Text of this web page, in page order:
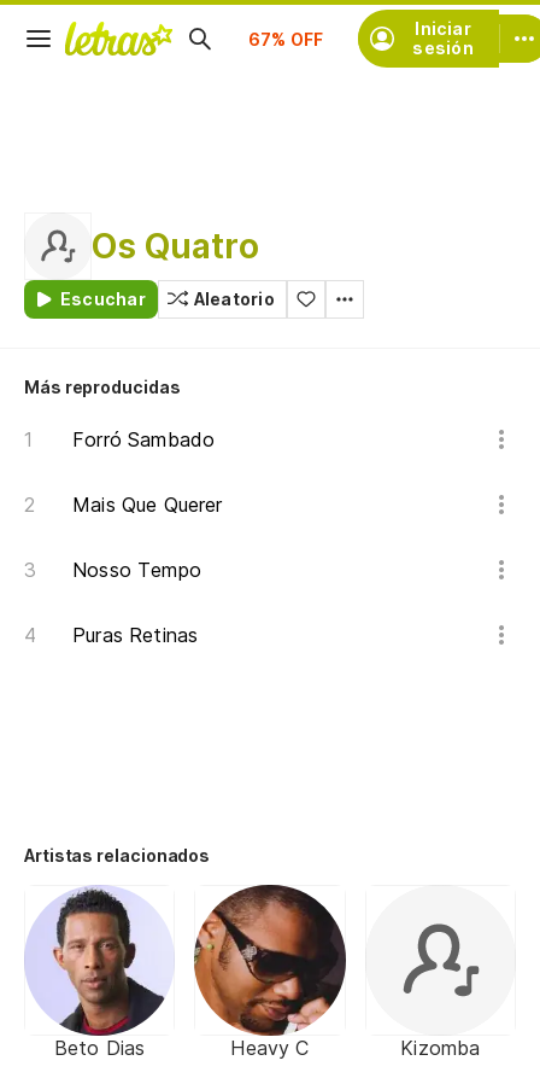
Iniciar
sesión
Suscríbete
Os Quatro
Escuchar Aleatorio
Más reproducidas
Forró Sambado
Mais Que Querer
Nosso Tempo
Puras Retinas
Artistas relacionados
Beto Dias Heavy C Kizomba